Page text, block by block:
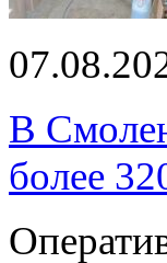
В
более